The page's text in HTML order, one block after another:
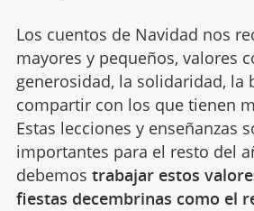
Los cuentos de Navidad nos
mayores y pequeños, valores
generosidad, la solidaridad, la
compartir con los que tienen
Estas lecciones y enseñanzas
importantes para el resto del
debemos trabajar estos
fiestas decembrinas como el